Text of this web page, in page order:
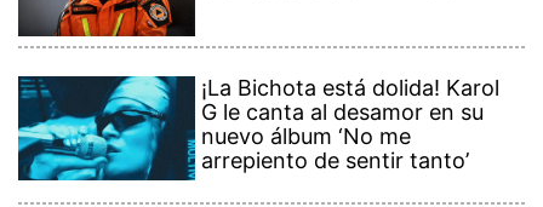
¡La Bichota está dolida! Karol
G le canta al desamor en su
nuevo álbum ‘No me
arrepiento de sentir tanto’